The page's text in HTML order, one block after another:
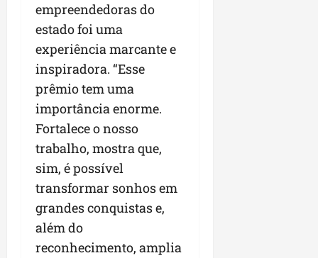
empreendedoras do
estado foi uma
experiência marcante e
inspiradora. “Esse
prêmio tem uma
importância enorme.
Fortalece o nosso
trabalho, mostra que,
sim, é possível
transformar sonhos em
grandes conquistas e,
além do
reconhecimento, amplia